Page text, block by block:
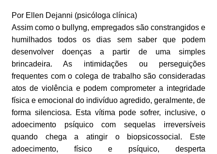
Por Ellen Dejanni (psicóloga clínica)
Assim como o bullyng, empregados são constrangidos e
humilhados todos os dias sem saber que podem
desenvolver doenças a partir de uma simples
brincadeira. As intimidações ou perseguições
frequentes com o colega de trabalho são consideradas
atos de violência e podem comprometer a integridade
física e emocional do indivíduo agredido, geralmente, de
forma silenciosa. Esta vítima pode sofrer, inclusive, o
adoecimento psíquico com sequelas irreversíveis
quando chega a atingir o biopsicossocial. Este
adoecimento, físico e psíquico, desperta